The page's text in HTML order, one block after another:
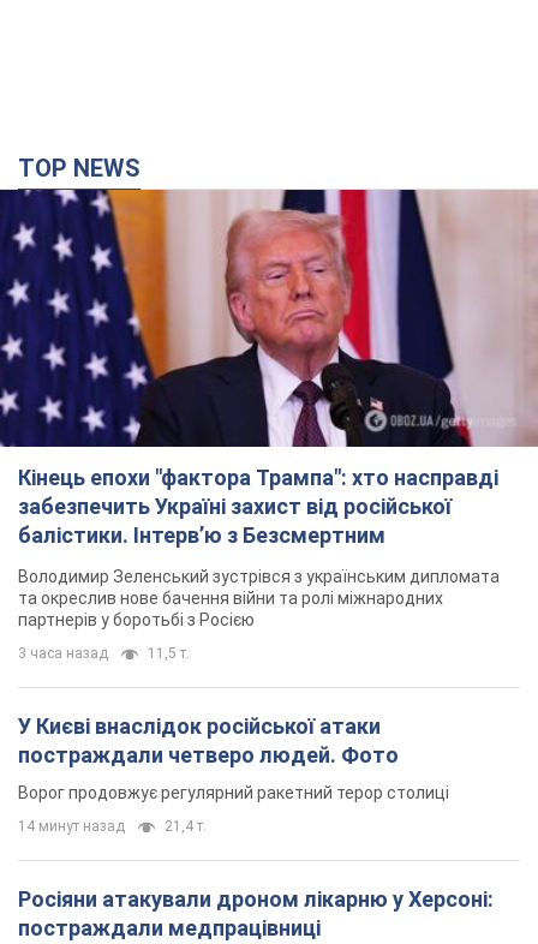
TOP NEWS
Кінець епохи "фактора Трампа": хто насправді
забезпечить Україні захист від російської
балістики. Інтерв’ю з Безсмертним
Володимир Зеленський зустрівся з українським дипломата
та окреслив нове бачення війни та ролі міжнародних
партнерів у боротьбі з Росією
3 часа назад 11,5 т.
У Києві внаслідок російської атаки
постраждали четверо людей. Фото
Ворог продовжує регулярний ракетний терор столиці
14 минут назад 21,4 т.
Росіяни атакували дроном лікарню у Херсоні:
постраждали медпрацівниці